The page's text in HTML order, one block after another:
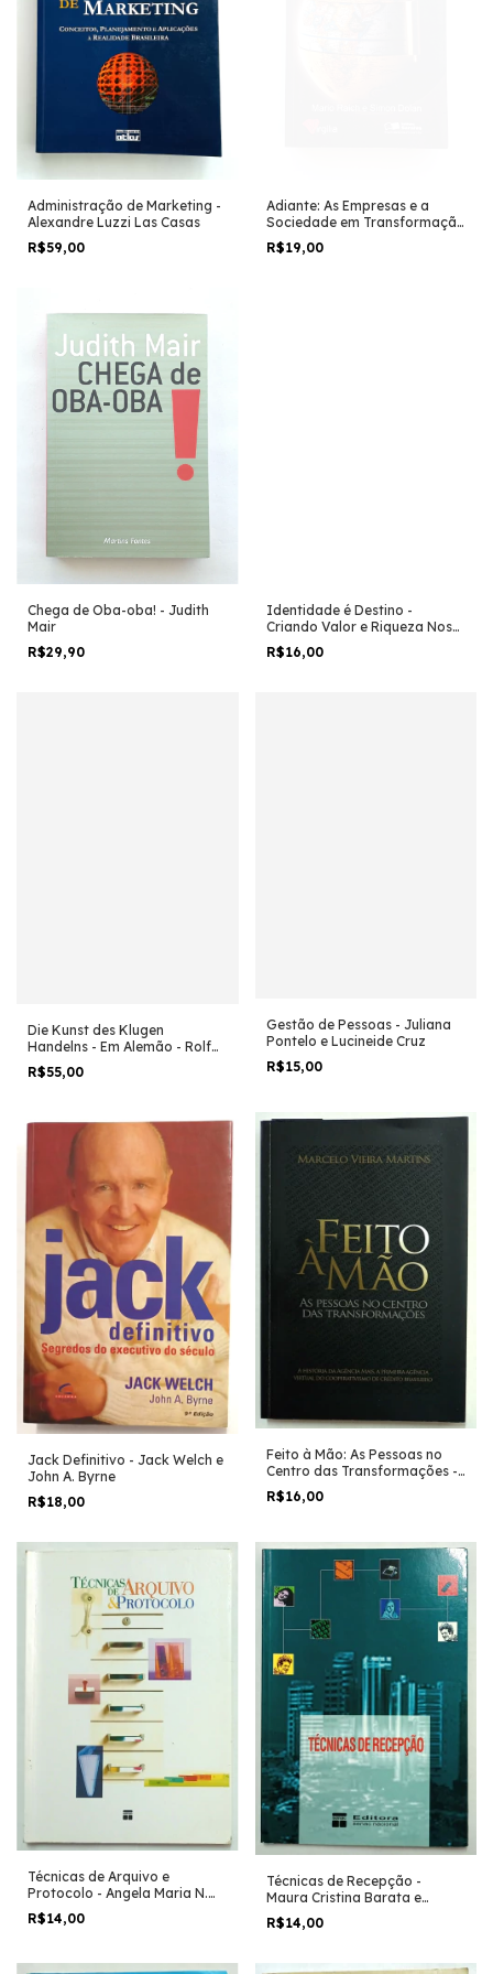
Administração de Marketing -
Alexandre Luzzi Las Casas
R$59,00
Adiante: As Empresas e a
Sociedade em Transformação
- Mario Raich e Simon Dolan
R$19,00
Chega de Oba-oba! - Judith
Mair
R$29,90
Identidade é Destino -
Criando Valor e Riqueza Nos
Negócios do Dia-... - Laurence
D. Ackerman
R$16,00
Die Kunst des Klugen
Handelns - Em Alemão - Rolf
Dobelli
R$55,00
Gestão de Pessoas - Juliana
Pontelo e Lucineide Cruz
R$15,00
Jack Definitivo - Jack Welch e
John A. Byrne
R$18,00
Feito à Mão: As Pessoas no
Centro das Transformações -
Marcelo Vieira Martins
R$16,00
Técnicas de Arquivo e
Protocolo - Angela Maria N.
Lopes
R$14,00
Técnicas de Recepção -
Maura Cristina Barata e
Outros
R$14,00